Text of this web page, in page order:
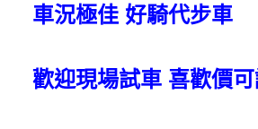
車況極佳 好騎代步車
歡迎現場試車 喜歡價